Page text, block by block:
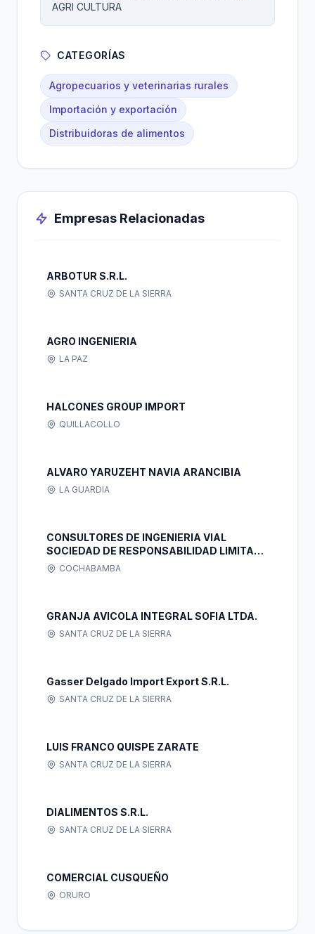
AGRI CULTURA
CATEGORÍAS
Agropecuarios y veterinarias rurales
Importación y exportación
Distribuidoras de alimentos
Empresas Relacionadas
ARBOTUR S.R.L.
SANTA CRUZ DE LA SIERRA
AGRO INGENIERIA
LA PAZ
HALCONES GROUP IMPORT
QUILLACOLLO
ALVARO YARUZEHT NAVIA ARANCIBIA
LA GUARDIA
CONSULTORES DE INGENIERIA VIAL
SOCIEDAD DE RESPONSABILIDAD LIMITADA
SUCURSAL BOLIVIA
COCHABAMBA
GRANJA AVICOLA INTEGRAL SOFIA LTDA.
SANTA CRUZ DE LA SIERRA
Gasser Delgado Import Export S.R.L.
SANTA CRUZ DE LA SIERRA
LUIS FRANCO QUISPE ZARATE
SANTA CRUZ DE LA SIERRA
DIALIMENTOS S.R.L.
SANTA CRUZ DE LA SIERRA
COMERCIAL CUSQUEÑO
ORURO